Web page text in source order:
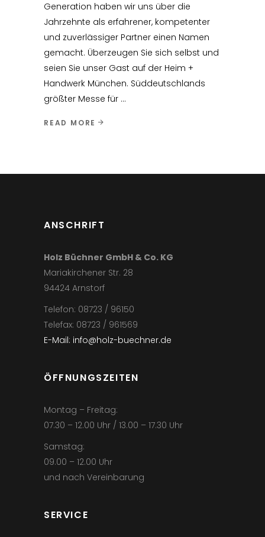
Generation haben wir uns über die
Jahrzehnte als erfahrener, kompetenter
und zuverlässiger Partner einen Namen
gemacht. Überzeugen Sie sich selbst und
seien Sie unser Gast auf der Heim +
Handwerk München. Süddeutschlands
größter Messe für
READ MORE
ANSCHRIFT
Holz Büchner GmbH & Co. KG
Mariakirchener Str. 28
94424 Arnstorf
Telefon: 08723 / 96150
Telefax: 08723 / 961569
E-Mail: info@holz-buechner.de
ÖFFNUNGSZEITEN
Montag – Freitag:
07.30 – 12.00 Uhr / 13.00 – 17.30 Uhr
Samstag:
09.00 – 12.00 Uhr
und nach Vereinbarung
SERVICE